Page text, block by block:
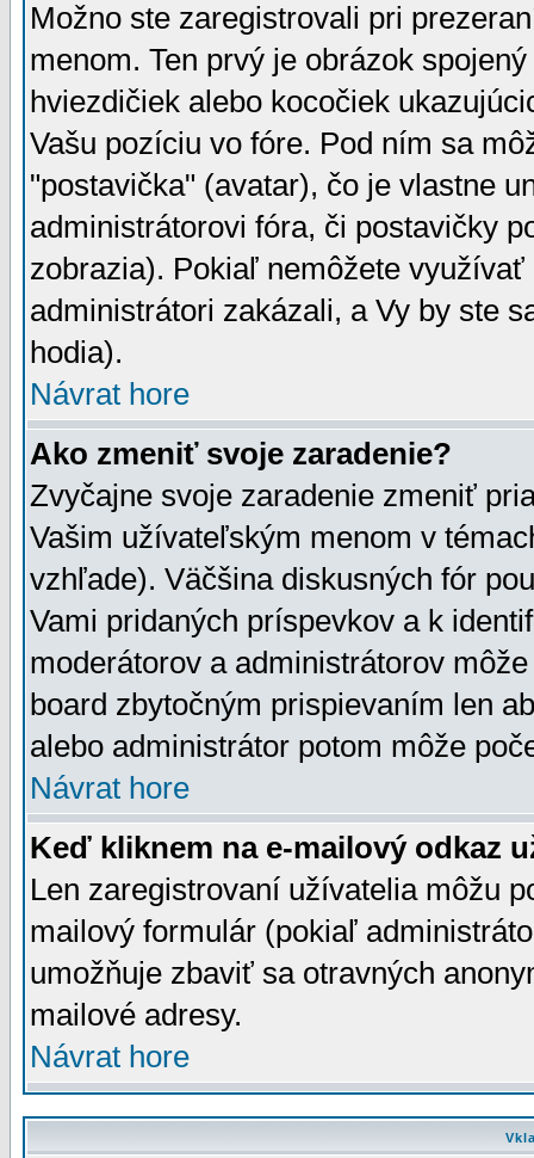
Možno ste zaregistrovali pri
menom. Ten prvý je obrázok
hviezdičiek alebo kocočiek
Vašu pozíciu vo fóre. Pod ním sa
"postavička" (avatar), čo je vlastne
administrátorovi fóra, či postavičky
zobrazia). Pokiaľ nemôžete
administrátori zakázali, a Vy by ste
hodia).
Návrat hore
Ako zmeniť svoje zaradenie?
Zvyčajne svoje zaradenie zmeniť
Vašim užívateľským menom v
vzhľade). Väčšina diskusných fór
Vami pridaných príspevkov a k
moderátorov a administrátorov
board zbytočným prispievaním len
alebo administrátor potom môže
Návrat hore
Keď kliknem na e-mailový odkaz
Len zaregistrovaní užívatelia môžu
mailový formulár (pokiaľ
umožňuje zbaviť sa otravných
mailové adresy.
Návrat hore